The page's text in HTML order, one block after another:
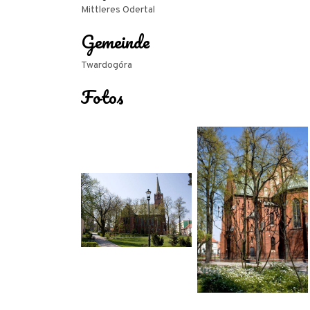
Mittleres Odertal
Gemeinde
Twardogóra
Fotos